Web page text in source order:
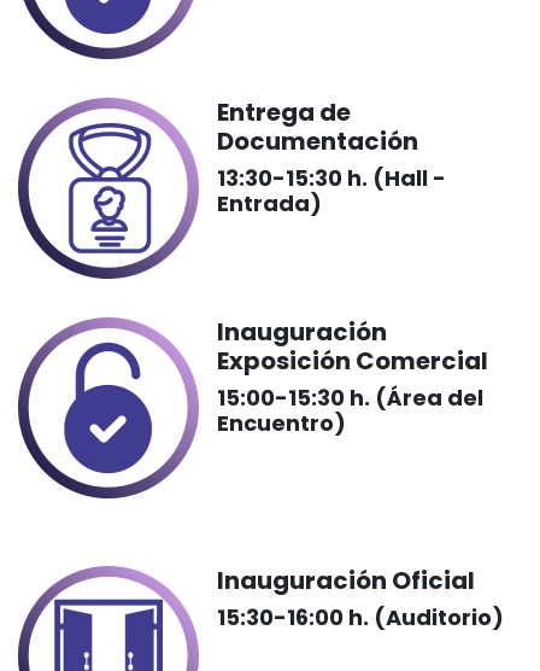
Entrega de
Documentación
13:30-15:30 h. (Hall -
Entrada)
Inauguración
Exposición Comercial
15:00-15:30 h. (Área del
Encuentro)
Inauguración Oficial
15:30-16:00 h. (Auditorio)